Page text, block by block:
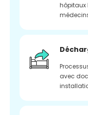
hôpitaux
avec